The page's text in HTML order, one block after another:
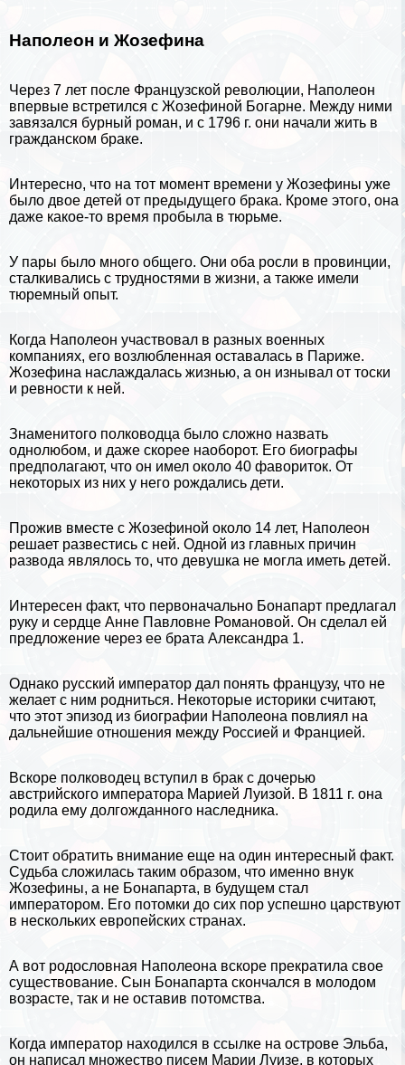
Наполеон и Жозефина
Через 7 лет после Французской революции, Наполеон
впервые встретился с Жозефиной Богарне. Между ними
завязался бурный роман, и с 1796 г. они начали жить в
гражданском бpaке.
Интересно, что на тот момент времени у Жозефины уже
было двое детей от предыдущего бpaка. Кроме этого, она
даже какое-то время пробыла в тюрьме.
У пары было много общего. Они оба росли в провинции,
сталкивались с трудностями в жизни, а также имели
тюремный опыт.
Когда Наполеон участвовал в разных военных
компаниях, его возлюбленная оставалась в Париже.
Жозефина наслаждалась жизнью, а он изнывал от тоски
и ревности к ней.
Знаменитого полководца было сложно назвать
однолюбом, и даже скорее наоборот. Его биографы
предполагают, что он имел около 40 фавориток. От
некоторых из них у него рождались дети.
Прожив вместе с Жозефиной около 14 лет, Наполеон
решает развестись с ней. Одной из главных причин
развода являлось то, что дeвyшка не могла иметь детей.
Интересен факт, что первоначально Бонапарт предлагал
руку и сердце Анне Павловне Романовой. Он сделал ей
предложение через ее брата Александра 1.
Однако русский император дал понять французу, что не
желает с ним родниться. Некоторые историки считают,
что этот эпизод из биографии Наполеона повлиял на
дальнейшие отношения между Россией и Францией.
Вскоре полководец вступил в бpaк с дочерью
австрийского императора Марией Луизой. В 1811 г. она
родила ему долгожданного наследника.
Стоит обратить внимание еще на один интересный факт.
Судьба сложилась таким образом, что именно внук
Жозефины, а не Бонапарта, в будущем стал
императором. Его потомки до сих пор успешно царствуют
в нескольких европейских странах.
А вот родословная Наполеона вскоре прекратила свое
существование. Сын Бонапарта скончался в молодом
возрасте, так и не оставив потомства.
Когда император находился в ссылке на острове Эльба,
он написал множество писем Марии Луизе, в которых